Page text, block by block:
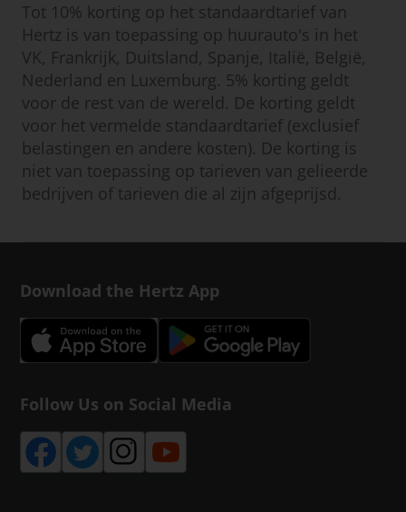
Tot 10% korting op het standaardtarief van
Hertz is van toepassing op huurauto's in het
VK, Frankrijk, Duitsland, Spanje, Italië, België,
Nederland en Luxemburg. 5% korting geldt
voor de rest van de wereld. De korting geldt
voor het vermelde standaardtarief (exclusief
belastingen en andere kosten). De korting is
niet van toepassing op tarieven van gelieerde
bedrijven of tarieven die al zijn afgeprijsd.
Download the Hertz App
Follow Us on Social Media